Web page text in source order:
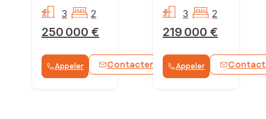
250 000 €
3 2
Appeler Contacter WhatsApp
219 000 €
3 2
Appeler